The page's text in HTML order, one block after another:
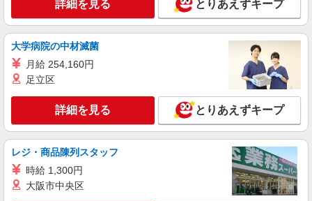
詳細を見る とりあえずキープ
大学病院の中材滅菌
月給 254,160円
足立区
詳細を見る とりあえずキープ
レジ・商品陳列スタッフ
時給 1,300円
大阪市中央区